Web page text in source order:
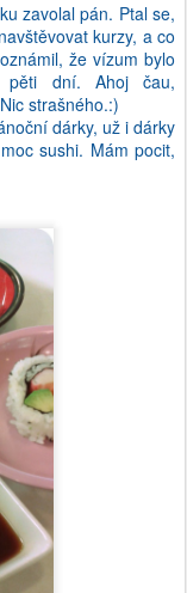
zavolal pán. Ptal se,
kurzy, a co
že vízum bylo
dní. Ahoj čau,
strašného.:)
dárky, už i dárky
sushi. Mám pocit,